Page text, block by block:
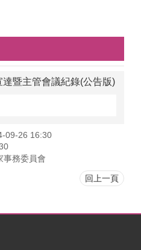
暨主管會議紀錄(公告版)
09-26 16:30
事務委員會
回上一頁